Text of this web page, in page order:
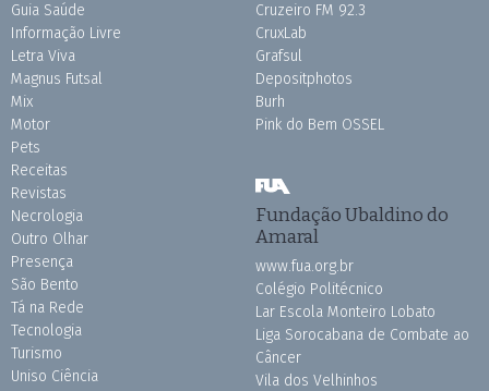
Guia Saúde
Informação Livre
Letra Viva
Magnus Futsal
Mix
Motor
Pets
Receitas
Revistas
Necrologia
Outro Olhar
Presença
São Bento
Tá na Rede
Tecnologia
Turismo
Uniso Ciência
Cruzeiro FM 92.3
CruxLab
Grafsul
Depositphotos
Burh
Pink do Bem OSSEL
Fundação Ubaldino do
Amaral
www.fua.org.br
Colégio Politécnico
Lar Escola Monteiro Lobato
Liga Sorocabana de Combate ao
Câncer
Vila dos Velhinhos